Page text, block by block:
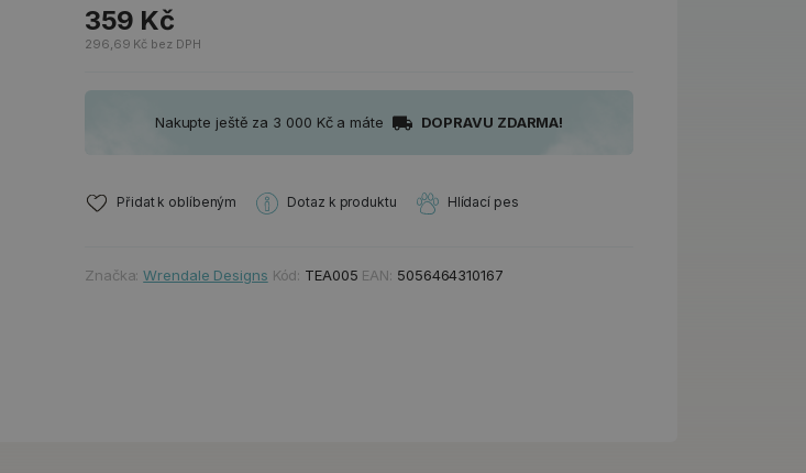
359 Kč
296,69 Kč bez DPH
Nakupte ještě za 3 000 Kč a máte DOPRAVU ZDARMA!
Přidat k oblíbeným Dotaz k produktu Hlídací pes
Značka:Wrendale Designs Kód: TEA005 EAN: 5056464310167